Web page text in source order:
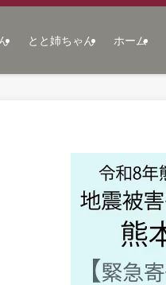
とと姉ちゃん ホーム